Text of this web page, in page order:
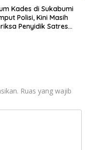
Kades di Sukabumi
Polisi, Kini Masih
Penyidik Satres
Ruas yang wajib